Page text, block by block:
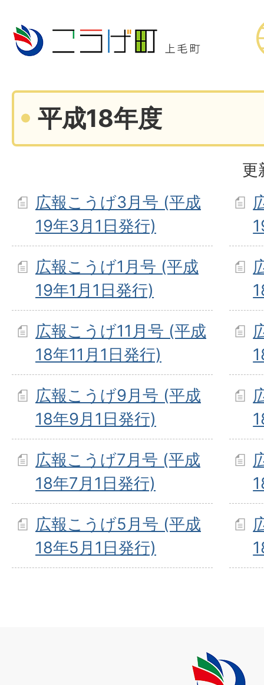
平成18年度
更
広報こうげ3月号 (平成
19年3月1日発行)
広報こうげ1月号 (平成
19年1月1日発行)
広報こうげ11月号 (平成
18年11月1日発行)
広報こうげ9月号 (平成
18年9月1日発行)
広報こうげ7月号 (平成
18年7月1日発行)
広報こうげ5月号 (平成
18年5月1日発行)